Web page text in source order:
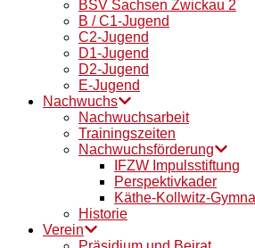
BSV Sachsen Zwickau 2
B / C1-Jugend
C2-Jugend
D1-Jugend
D2-Jugend
E-Jugend
Nachwuchs
Nachwuchsarbeit
Trainingszeiten
Nachwuchsförderung
IFZW Impulsstiftung
Perspektivkader
Käthe-Kollwitz-
Historie
Verein